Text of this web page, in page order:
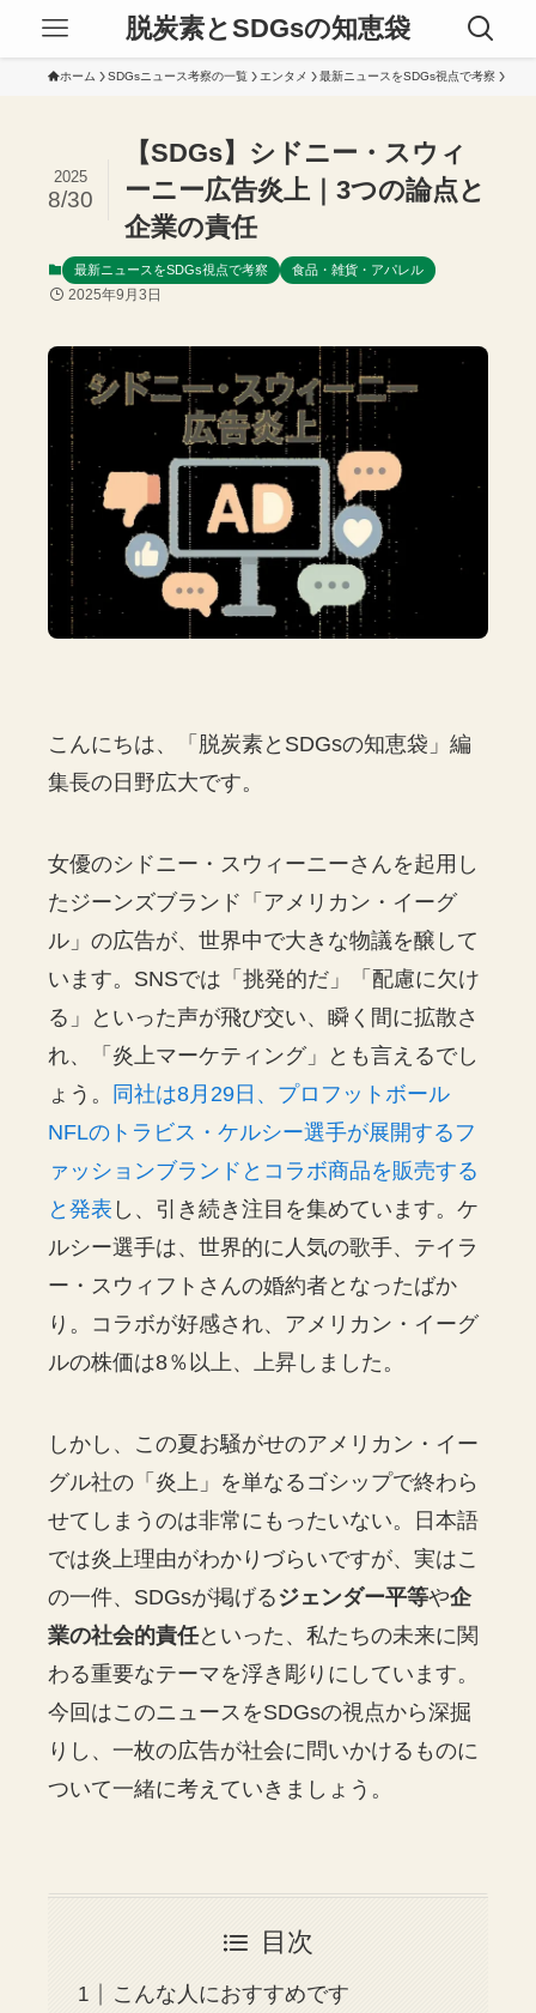
脱炭素とSDGsの知恵袋
ホーム SDGsニュース考察の一覧 エンタメ 最新ニュースをSDGs視点で考察
【SDGs】シドニー・スウィ
ーニー広告炎上｜3つの論点と
企業の責任
2025
8/30
最新ニュースをSDGs視点で考察 食品・雑貨・アパレル
2025年9月3日
こんにちは、「脱炭素とSDGsの知恵袋」編
集長の日野広大です。
女優のシドニー・スウィーニーさんを起用し
たジーンズブランド「アメリカン・イーグ
ル」の広告が、世界中で大きな物議を醸して
います。SNSでは「挑発的だ」「配慮に欠け
る」といった声が飛び交い、瞬く間に拡散さ
れ、「炎上マーケティング」とも言えるでし
ょう。
同社は8月29日、プロフットボール
NFLのトラビス・ケルシー選手が展開するフ
ァッションブランドとコラボ商品を販売する
と発表 し、引き続き注目を集めています。ケ
ルシー選手は、世界的に人気の歌手、テイラ
ー・スウィフトさんの婚約者となったばか
り。コラボが好感され、アメリカン・イーグ
ルの株価は8％以上、上昇しました。
しかし、この夏お騒がせのアメリカン・イー
グル社の「炎上」を単なるゴシップで終わら
せてしまうのは非常にもったいない。日本語
では炎上理由がわかりづらいですが、実はこ
の一件、SDGsが掲げる ジェンダー平等や企
業の社会的責任といった、私たちの未来に関
わる重要なテーマを浮き彫りにしています。
今回はこのニュースをSDGsの視点から深掘
りし、一枚の広告が社会に問いかけるものに
ついて一緒に考えていきましょう。
目次
こんな人におすすめです